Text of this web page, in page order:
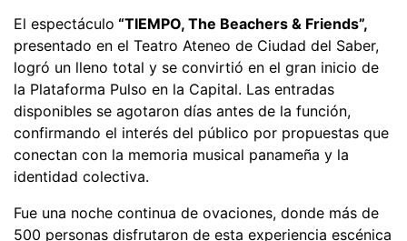
El espectáculo “TIEMPO, The Beachers & Friends”,
presentado en el Teatro Ateneo de Ciudad del Saber,
logró un lleno total y se convirtió en el gran inicio de
la Plataforma Pulso en la Capital. Las entradas
disponibles se agotaron días antes de la función,
confirmando el interés del público por propuestas que
conectan con la memoria musical panameña y la
identidad colectiva.
Fue una noche continua de ovaciones, donde más de
500 personas disfrutaron de esta experiencia escénica